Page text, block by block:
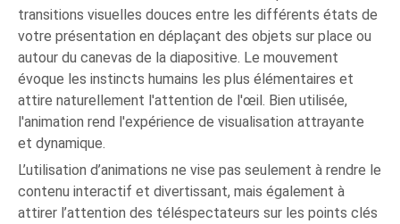
transitions visuelles douces entre les différents états de
votre présentation en déplaçant des objets sur place ou
autour du canevas de la diapositive. Le mouvement
évoque les instincts humains les plus élémentaires et
attire naturellement l'attention de l'œil. Bien utilisée,
l'animation rend l'expérience de visualisation attrayante
et dynamique.
L’utilisation d’animations ne vise pas seulement à rendre le
contenu interactif et divertissant, mais également à
attirer l’attention des téléspectateurs sur les points clés